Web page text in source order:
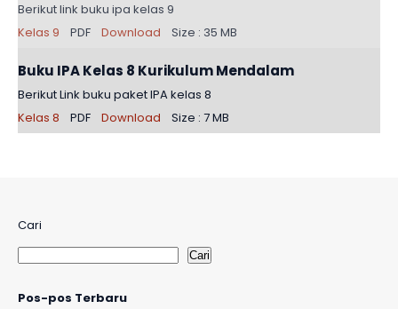
Berikut link buku ipa kelas 9
Kelas 9
PDF Download Size : 35 MB
Buku IPA Kelas 8 Kurikulum Mendalam
Berikut Link buku paket IPA kelas 8
Kelas 8
PDF Download Size : 7 MB
Cari
Cari
Pos-pos Terbaru